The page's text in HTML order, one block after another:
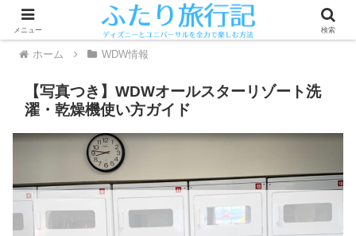
ホーム WDW情報
【写真つき】WDWオールスターリゾート洗
濯・乾燥機使い方ガイド
メニュー 検索